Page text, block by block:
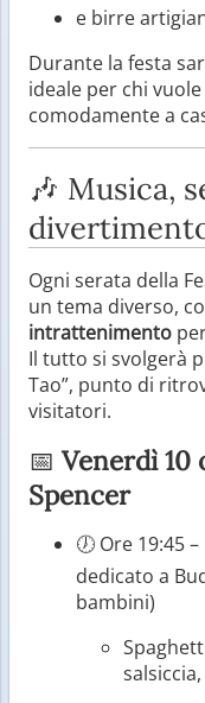
e birre
Durante la festa
ideale per chi
comodamente a
🎶 Musica,
Ogni serata della
un tema diverso,
intrattenimento
Il tutto si svolgerà
Tao”, punto di
visitatori.
📅 Venerdì 10
Spencer
🕖 Ore 19:45 –
dedicato a
bambini)